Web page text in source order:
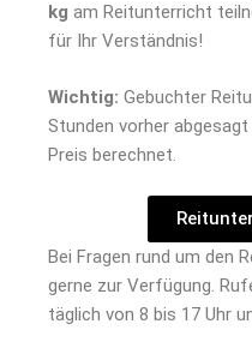
kg am Reitunterricht
für Ihr Verständnis!
Wichtig: Gebuchter
Stunden vorher
Preis berechnet.
Bei Fragen rund um den
gerne zur Verfügung.
täglich von 8 bis 17 Uhr